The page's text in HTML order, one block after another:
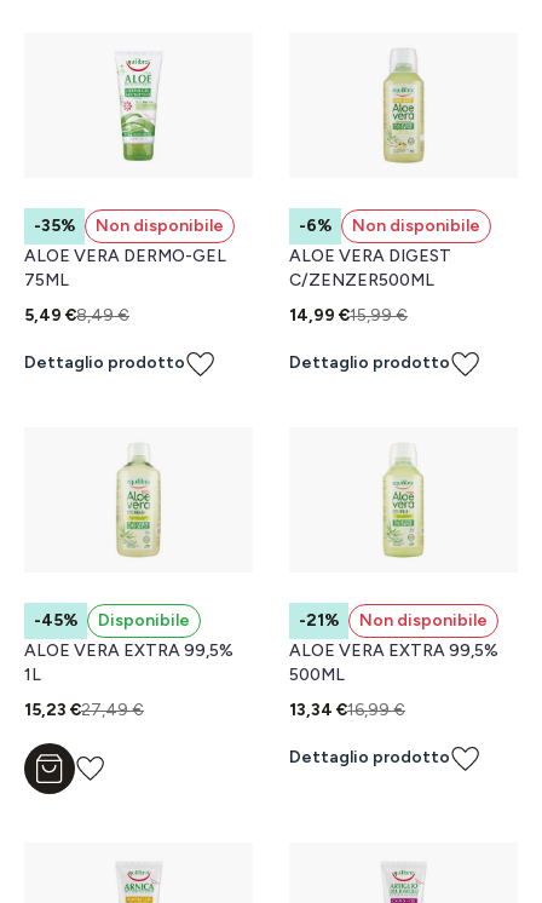
-35%
Non disponibile
ALOE VERA DERMO-GEL
75ML
5,49 €8,49 €
Dettaglio prodotto
-6%
Non disponibile
ALOE VERA DIGEST
C/ZENZER500ML
14,99 €15,99 €
Dettaglio prodotto
-45%
Disponibile
ALOE VERA EXTRA 99,5%
1L
15,23 €27,49 €
Aggiungi al carrello
-21%
Non disponibile
ALOE VERA EXTRA 99,5%
500ML
13,34 €16,99 €
Dettaglio prodotto